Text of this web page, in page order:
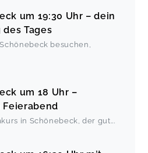
um 19:30 Uhr – dein
Tages
besuchen,
um 18 Uhr –
in Schönebeck, der gut...